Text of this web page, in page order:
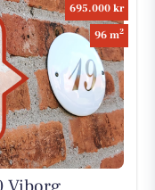
695.000 kr
96 m2